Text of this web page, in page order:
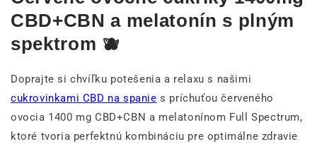
CBD+CBN a melatonín s plným
spektrom 🫐
Doprajte si chvíľku potešenia a relaxu s našimi
cukrovinkami CBD na spanie s príchuťou červeného
ovocia 1400 mg CBD+CBN a melatonínom Full Spectrum,
ktoré tvoria perfektnú kombináciu pre optimálne zdravie